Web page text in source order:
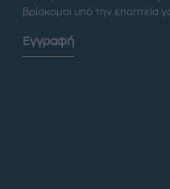
βρίσκομαι υπό την εποπτεία
Εγγραφή